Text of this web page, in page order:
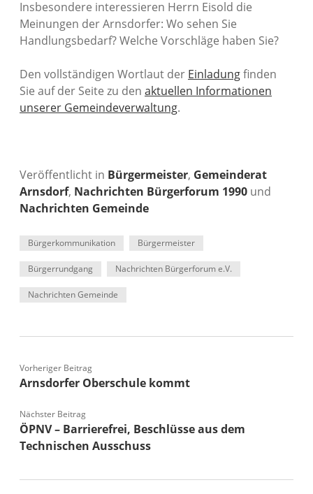
Insbesondere interessieren Herrn Eisold die
Meinungen der Arnsdorfer: Wo sehen Sie
Handlungsbedarf? Welche Vorschläge haben Sie?
Den vollständigen Wortlaut der Einladungfinden
Sie auf der Seite zu den aktuellen Informationen
unserer Gemeindeverwaltung.
Veröffentlicht in Bürgermeister, Gemeinderat
Arnsdorf, Nachrichten Bürgerforum 1990 und
Nachrichten Gemeinde
Bürgerkommunikation Bürgermeister
Bürgerrundgang Nachrichten Bürgerforum e.V.
Nachrichten Gemeinde
Vorheriger Beitrag
Arnsdorfer Oberschule kommt
Nächster Beitrag
ÖPNV – Barrierefrei, Beschlüsse aus dem
Technischen Ausschuss